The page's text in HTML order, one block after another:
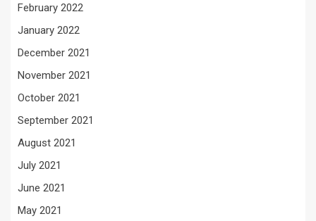
February 2022
January 2022
December 2021
November 2021
October 2021
September 2021
August 2021
July 2021
June 2021
May 2021